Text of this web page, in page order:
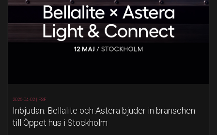
2026-04-02 | FSF
Inbjudan: Bellalite och Astera bjuder in branschen
till Öppet hus i Stockholm